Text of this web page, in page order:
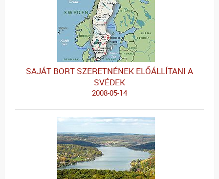
SAJÁT BORT SZERETNÉNEK ELŐÁLLÍTANI A
SVÉDEK
2008-05-14